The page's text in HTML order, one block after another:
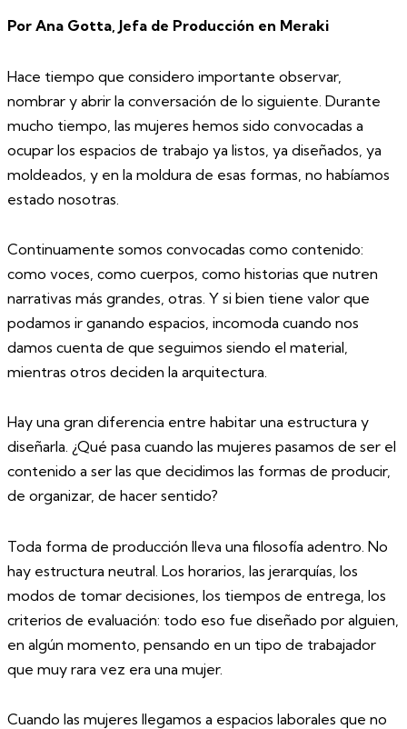
Por Ana Gotta, Jefa de Producción en Meraki
Hace tiempo que considero importante observar,
nombrar y abrir la conversación de lo siguiente. Durante
mucho tiempo, las mujeres hemos sido convocadas a
ocupar los espacios de trabajo ya listos, ya diseñados, ya
moldeados, y en la moldura de esas formas, no habíamos
estado nosotras.
Continuamente somos convocadas como contenido:
como voces, como cuerpos, como historias que nutren
narrativas más grandes, otras. Y si bien tiene valor que
podamos ir ganando espacios, incomoda cuando nos
damos cuenta de que seguimos siendo el material,
mientras otros deciden la arquitectura.
Hay una gran diferencia entre habitar una estructura y
diseñarla. ¿Qué pasa cuando las mujeres pasamos de ser el
contenido a ser las que decidimos las formas de producir,
de organizar, de hacer sentido?
Toda forma de producción lleva una filosofía adentro. No
hay estructura neutral. Los horarios, las jerarquías, los
modos de tomar decisiones, los tiempos de entrega, los
criterios de evaluación: todo eso fue diseñado por alguien,
en algún momento, pensando en un tipo de trabajador
que muy rara vez era una mujer.
Cuando las mujeres llegamos a espacios laborales que no